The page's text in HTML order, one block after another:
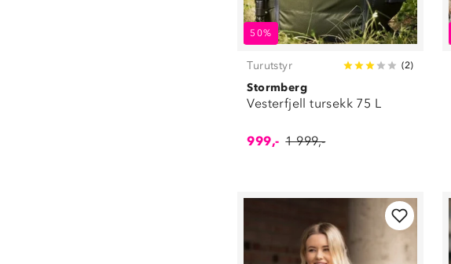
50%
Turutstyr (2)
Stormberg
Vesterfjell tursekk 75 L
999,- 1 999,-